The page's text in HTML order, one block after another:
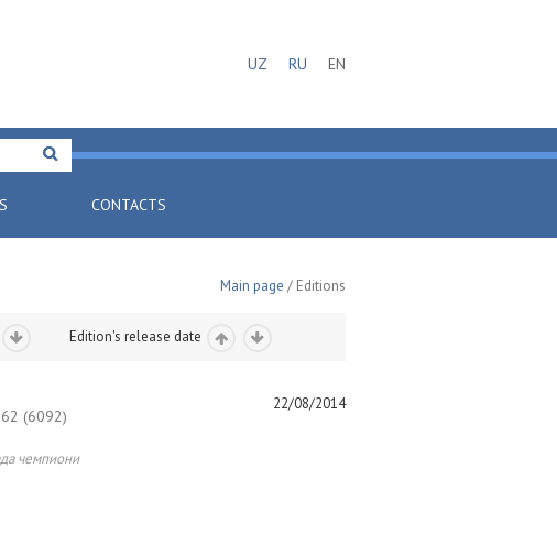
UZ RU EN
CONTACTS
Main page / Editions
Edition's release date
22/08/2014
(6092)
чемпиони